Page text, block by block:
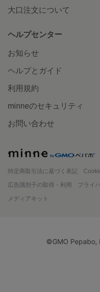
大口注文について
ヘルプセンター
お知らせ
ヘルプとガイド
利用規約
minneのセキュリティ
お問い合わせ
特定商取引法に基づく表記
広告識別子の取得・利用
プライ
メディアキット
©GMO Pepabo,